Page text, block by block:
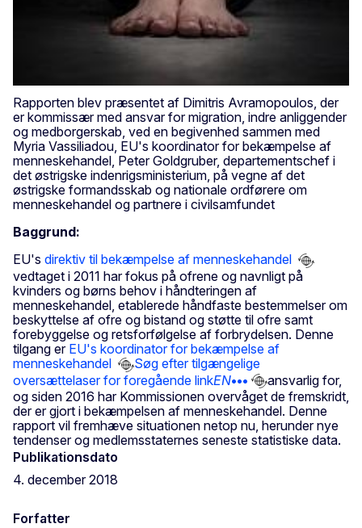
Rapporten blev præsentet af Dimitris Avramopoulos, der
er kommissær med ansvar for migration, indre anliggender
og medborgerskab, ved en begivenhed sammen med
Myria Vassiliadou, EU's koordinator for bekæmpelse af
menneskehandel, Peter Goldgruber, departementschef i
det østrigske indenrigsministerium, på vegne af det
østrigske formandsskab og nationale ordførere om
menneskehandel og partnere i civilsamfundet
Baggrund:
EU's direktiv til bekæmpelse af menneskehandel
vedtaget i 2011 har fokus på ofrene og navnligt på
kvinders og børns behov i håndteringen af
menneskehandel, etablerede håndfaste bestemmelser om
beskyttelse af ofre og bistand og støtte til ofre samt
forebyggelse og retsforfølgelse af forbrydelsen. Denne
tilgang er EU's koordinator for bekæmpelse af
menneskehandel
Søg efter tilgængelige
oversættelaser for foregående linkEN•••
ansvarlig for,
og siden 2016 har Kommissionen overvåget de fremskridt,
der er gjort i bekæmpelsen af menneskehandel. Denne
rapport vil fremhæve situationen netop nu, herunder nye
tendenser og medlemsstaternes seneste statistiske data.
Publikationsdato
4. december 2018
Forfatter